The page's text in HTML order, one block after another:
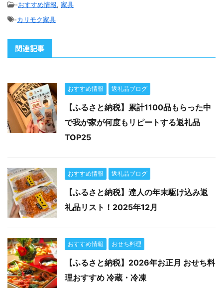
-おすすめ情報, 家具
-カリモク家具
関連記事
おすすめ情報 返礼品ブログ
【ふるさと納税】累計1100品もらった中
で我が家が何度もリピートする返礼品
TOP25
おすすめ情報 返礼品ブログ
【ふるさと納税】達人の年末駆け込み返
礼品リスト！2025年12月
おすすめ情報 おせち料理
【ふるさと納税】2026年お正月 おせち料
理おすすめ 冷蔵・冷凍